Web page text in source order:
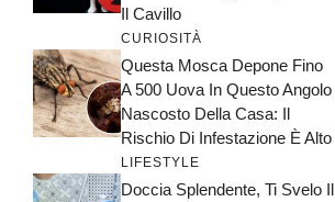
Il Cavillo
CURIOSITÀ
Questa Mosca Depone Fino
A 500 Uova In Questo Angolo
Nascosto Della Casa: Il
Rischio Di Infestazione È Alto
LIFESTYLE
Doccia Splendente, Ti Svelo Il